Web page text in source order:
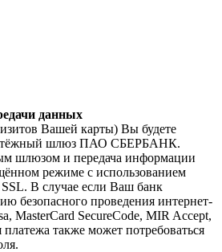
данных
Вашей карты) Вы будете
шлюз ПАО СБЕРБАНК.
шлюзом и передача информации
режиме с использованием
В случае если Ваш банк
безопасного проведения интернет-
MasterCard SecureCode, MIR Accept,
платежа также может потребоваться